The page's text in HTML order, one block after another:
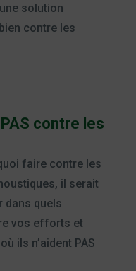
solution
contre les
contre les
faire contre les
il serait
dans quels
vos efforts et
ils n’aident PAS